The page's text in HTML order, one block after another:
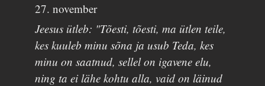
27. november
Jeesus ütleb: "Tõesti, tõesti, ma ütlen teile,
kes kuuleb minu sõna ja usub Teda, kes
minu on saatnud, sellel on igavene elu,
ning ta ei lähe kohtu alla, vaid on läinud